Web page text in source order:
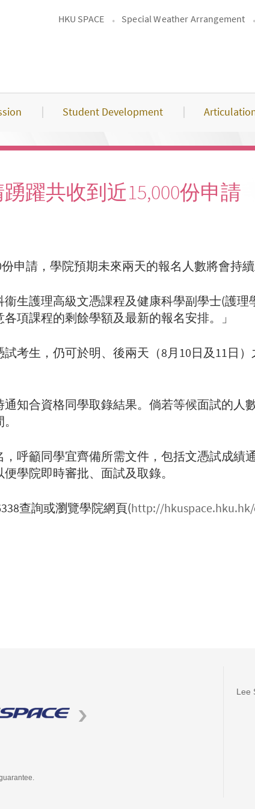
HKU SPACE Special Weather Arrangement
Student Development
躍共收到近15,000份申請
申請，學院預期未來兩天的報名人數將會持續
生護理高級文憑課程及健康科學副學士(護
項課程的剩餘學額及最新的報名安排。」
考生，仍可於明、後兩天（8月10日及11日
知合資格同學取錄結果。倘若等候面試的人
呼籲同學宜齊備所需文件，包括文憑試成績
學院即時審批、面試及取錄。
查詢或瀏覽學院網頁(http://
Lee